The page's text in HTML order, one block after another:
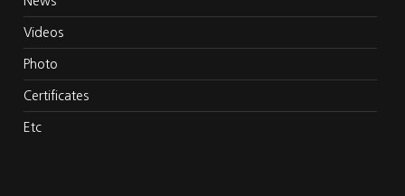
Videos
Photo
Certificates
Etc